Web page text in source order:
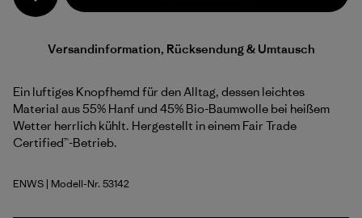
Versandinformation, Rücksendung & Umtausch
Ein luftiges Knopfhemd für den Alltag, dessen leichtes
Material aus 55% Hanf und 45% Bio-Baumwolle bei heißem
Wetter herrlich kühlt. Hergestellt in einem Fair Trade
Certified™-Betrieb.
Earthen: Weathered Stone
ENWS | Modell-Nr. 53142